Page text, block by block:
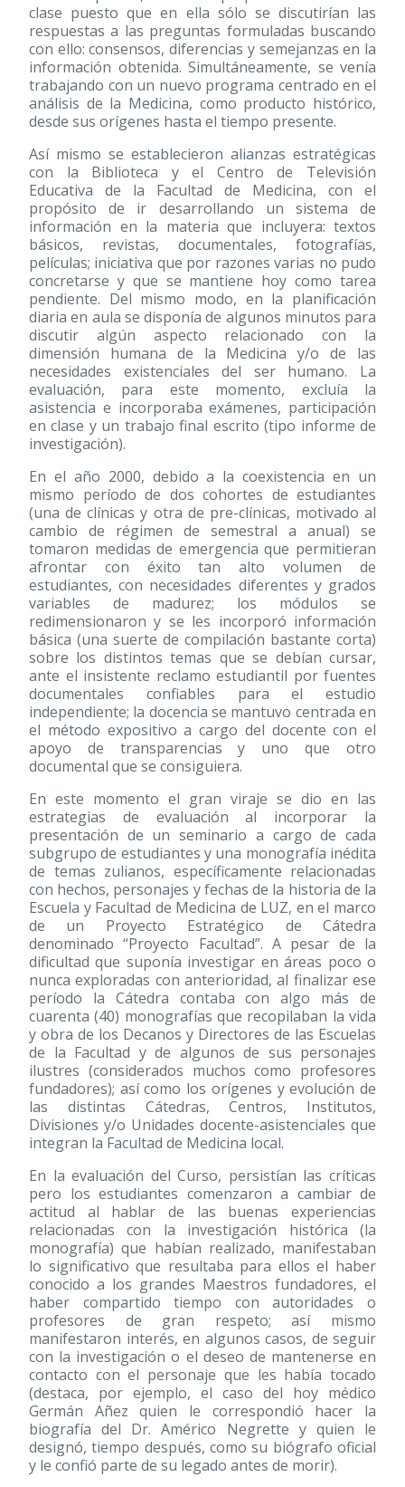
clase puesto que en ella sólo se discutirían las
respuestas a las preguntas formuladas buscando
con ello: consensos, diferencias y semejanzas en la
información obtenida. Simultáneamente, se venía
trabajando con un nuevo programa centrado en el
análisis de la Medicina, como producto histórico,
desde sus orígenes hasta el tiempo presente.
Así mismo se establecieron alianzas estratégicas
con la Biblioteca y el Centro de Televisión
Educativa de la Facultad de Medicina, con el
propósito de ir desarrollando un sistema de
información en la materia que incluyera: textos
básicos, revistas, documentales, fotografías,
películas; iniciativa que por razones varias no pudo
concretarse y que se mantiene hoy como tarea
pendiente. Del mismo modo, en la planificación
diaria en aula se disponía de algunos minutos para
discutir algún aspecto relacionado con la
dimensión humana de la Medicina y/o de las
necesidades existenciales del ser humano. La
evaluación, para este momento, excluía la
asistencia e incorporaba exámenes, participación
en clase y un trabajo final escrito (tipo informe de
investigación).
En el año 2000, debido a la coexistencia en un
mismo período de dos cohortes de estudiantes
(una de clínicas y otra de pre-clínicas, motivado al
cambio de régimen de semestral a anual) se
tomaron medidas de emergencia que permitieran
afrontar con éxito tan alto volumen de
estudiantes, con necesidades diferentes y grados
variables de madurez; los módulos se
redimensionaron y se les incorporó información
básica (una suerte de compilación bastante corta)
sobre los distintos temas que se debían cursar,
ante el insistente reclamo estudiantil por fuentes
documentales confiables para el estudio
independiente; la docencia se mantuvo centrada en
el método expositivo a cargo del docente con el
apoyo de transparencias y uno que otro
documental que se consiguiera.
En este momento el gran viraje se dio en las
estrategias de evaluación al incorporar la
presentación de un seminario a cargo de cada
subgrupo de estudiantes y una monografía inédita
de temas zulianos, específicamente relacionadas
con hechos, personajes y fechas de la historia de la
Escuela y Facultad de Medicina de LUZ, en el marco
de un Proyecto Estratégico de Cátedra
denominado “Proyecto Facultad”. A pesar de la
dificultad que suponía investigar en áreas poco o
nunca exploradas con anterioridad, al finalizar ese
período la Cátedra contaba con algo más de
cuarenta(40) monografías que recopilaban la vida
y obra de los Decanos y Directores de las Escuelas
de la Facultad y de algunos de sus personajes
ilustres (considerados muchos como profesores
fundadores); así como los orígenes y evolución de
las distintas Cátedras, Centros, Institutos,
Divisiones y/o Unidades docente-asistenciales que
integran la Facultad de Medicina local.
En la evaluación del Curso, persistían las críticas
pero los estudiantes comenzaron a cambiar de
actitud al hablar de las buenas experiencias
relacionadas con la investigación histórica (la
monografía) que habían realizado, manifestaban
lo significativo que resultaba para ellos el haber
conocido a los grandes Maestros fundadores, el
haber compartido tiempo con autoridades o
profesores de gran respeto; así mismo
manifestaron interés, en algunos casos, de seguir
con la investigación o el deseo de mantenerse en
contacto con el personaje que les había tocado
(destaca, por ejemplo, el caso del hoy médico
Germán Añez quien le correspondió hacer la
biografía del Dr. Américo Negrette y quien le
designó, tiempo después, como su biógrafo oficial
y le confió parte de su legado antes de morir).